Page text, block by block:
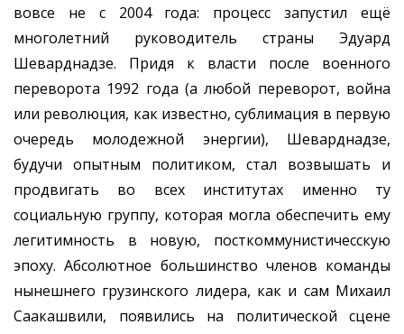
вовсе не с 2004 года: процесс запустил ещё
многолетний руководитель страны Эдуард
Шеварднадзе. Придя к власти после военного
переворота 1992 года (а любой переворот, война
или революция, как известно, сублимация в первую
очередь молодежной энергии), Шеварднадзе,
будучи опытным политиком, стал возвышать и
продвигать во всех институтах именно ту
социальную группу, которая могла обеспечить ему
легитимность в новую, посткоммунистичесскую
эпоху. Абсолютное большинство членов команды
нынешнего грузинского лидера, как и сам Михаил
Саакашвили, появились на политической сцене